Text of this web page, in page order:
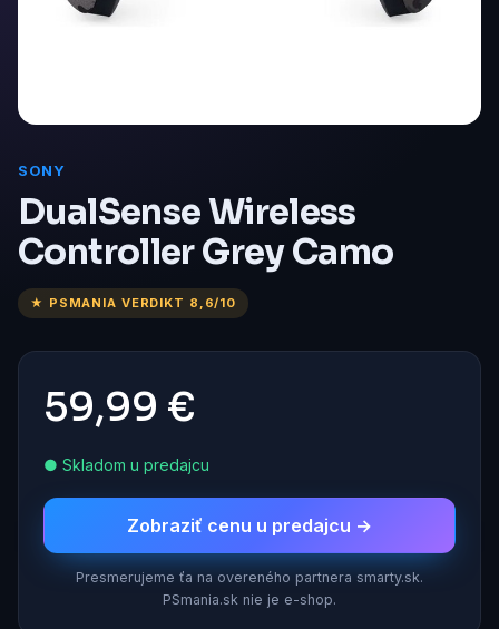
SONY
DualSense Wireless
Controller Grey Camo
★ PSMANIA VERDIKT 8,6/10
59,99 €
● Skladom u predajcu
Zobraziť cenu u predajcu →
Presmerujeme ťa na overeného partnera smarty.sk.
PSmania.sk nie je e-shop.